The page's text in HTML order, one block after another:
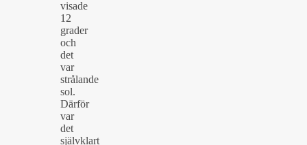
visade
12
grader
och
det
var
strålande
sol.
Därför
var
det
självklart